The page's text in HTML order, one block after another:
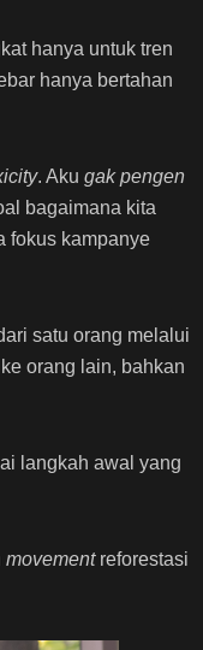
hanya untuk tren
hanya bertahan
. Aku gak pengen
bagaimana kita
fokus kampanye
satu orang melalui
orang lain, bahkan
langkah awal yang
movementreforestasi